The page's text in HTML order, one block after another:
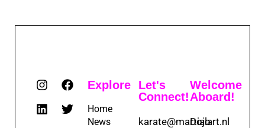
Explore
Home
News
Let's
Connect!
karate@martialart.nl
Welcome
Aboard!
Dojo